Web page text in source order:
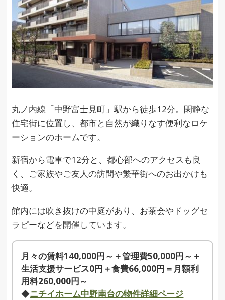
丸ノ内線「中野富士見町」駅から徒歩12分。閑静な
住宅街に位置し、都市と自然が織りなす便利なロケ
ーションのホームです。
新宿から電車で12分と、都心部へのアクセスも良
く、ご家族やご友人の訪問や繁華街へのお出かけも
快適。
館内には吹き抜けの中庭があり、お茶会やドッグセ
ラピーなどを開催しています。
月々の賃料140,000円～＋管理費50,000円～＋
生活支援サービス0円＋食費66,000円＝月額利
用料260,000円～
◆ニチイホーム中野南台の物件詳細ページ